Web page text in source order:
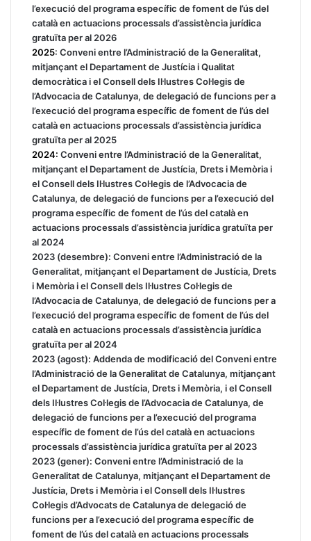
l’execució del programa específic de foment de l’ús del
català en actuacions processals d’assistència jurídica
gratuïta per al 2026
2025: Conveni entre l’Administració de la Generalitat,
mitjançant el Departament de Justícia i Qualitat
democràtica i el Consell dels Il·lustres Col·legis de
l’Advocacia de Catalunya, de delegació de funcions per a
l’execució del programa específic de foment de l’ús del
català en actuacions processals d’assistència jurídica
gratuïta per al 2025
2024: Conveni entre l’Administració de la Generalitat,
mitjançant el Departament de Justícia, Drets i Memòria i
el Consell dels Il·lustres Col·legis de l’Advocacia de
Catalunya, de delegació de funcions per a l’execució del
programa específic de foment de l’ús del català en
actuacions processals d’assistència jurídica gratuïta per
al 2024
2023 (desembre): Conveni entre l’Administració de la
Generalitat, mitjançant el Departament de Justícia, Drets
i Memòria i el Consell dels Il·lustres Col·legis de
l’Advocacia de Catalunya, de delegació de funcions per a
l’execució del programa específic de foment de l’ús del
català en actuacions processals d’assistència jurídica
gratuïta per al 2024
2023 (agost): Addenda de modificació del Conveni entre
l’Administració de la Generalitat de Catalunya, mitjançant
el Departament de Justícia, Drets i Memòria, i el Consell
dels Il·lustres Col·legis de l’Advocacia de Catalunya, de
delegació de funcions per a l’execució del programa
específic de foment de l’ús del català en actuacions
processals d’assistència jurídica gratuïta per al 2023
2023 (gener): Conveni entre l’Administració de la
Generalitat de Catalunya, mitjançant el Departament de
Justícia, Drets i Memòria i el Consell dels Il·lustres
Col·legis d’Advocats de Catalunya de delegació de
funcions per a l’execució del programa específic de
foment de l’ús del català en actuacions processals